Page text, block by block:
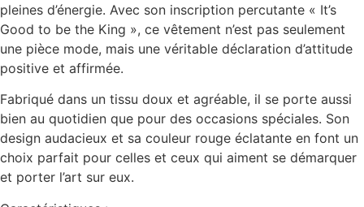
pleines d’énergie. Avec son inscription percutante « It’s
Good to be the King », ce vêtement n’est pas seulement
une pièce mode, mais une véritable déclaration d’attitude
positive et affirmée.
Fabriqué dans un tissu doux et agréable, il se porte aussi
bien au quotidien que pour des occasions spéciales. Son
design audacieux et sa couleur rouge éclatante en font un
choix parfait pour celles et ceux qui aiment se démarquer
et porter l’art sur eux.